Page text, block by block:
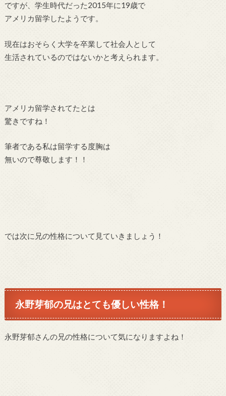
ですが、学生時代だった2015年に19歳で
アメリカ留学したようです。
現在はおそらく大学を卒業して社会人として
生活されているのではないかと考えられます。
アメリカ留学されてたとは
驚きですね！
筆者である私は留学する度胸は
無いので尊敬します！！
では次に兄の性格について見ていきましょう！
永野芽郁の兄はとても優しい性格！
永野芽郁さんの兄の性格について気になりますよね！